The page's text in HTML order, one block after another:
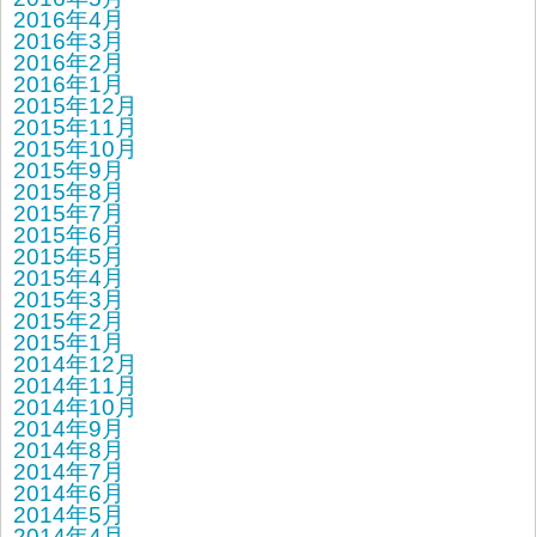
2016年4月
2016年3月
2016年2月
2016年1月
2015年12月
2015年11月
2015年10月
2015年9月
2015年8月
2015年7月
2015年6月
2015年5月
2015年4月
2015年3月
2015年2月
2015年1月
2014年12月
2014年11月
2014年10月
2014年9月
2014年8月
2014年7月
2014年6月
2014年5月